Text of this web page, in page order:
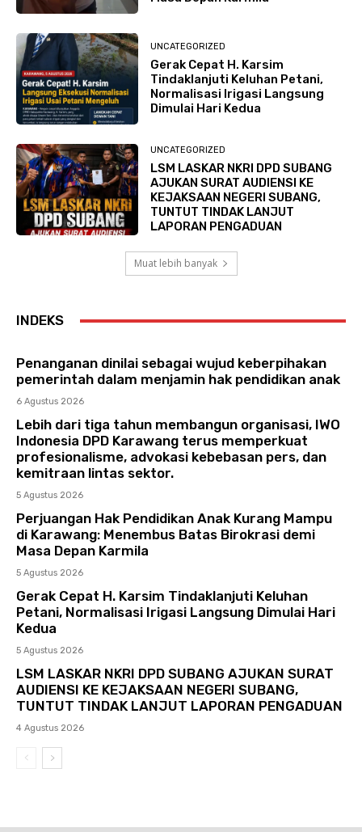
UNCATEGORIZED
Gerak Cepat H. Karsim
Tindaklanjuti Keluhan Petani,
Normalisasi Irigasi Langsung
Dimulai Hari Kedua
UNCATEGORIZED
LSM LASKAR NKRI DPD SUBANG
AJUKAN SURAT AUDIENSI KE
KEJAKSAAN NEGERI SUBANG,
TUNTUT TINDAK LANJUT
LAPORAN PENGADUAN
Muat lebih banyak
INDEKS
Penanganan dinilai sebagai wujud keberpihakan
pemerintah dalam menjamin hak pendidikan anak
6 Agustus 2026
Lebih dari tiga tahun membangun organisasi, IWO
Indonesia DPD Karawang terus memperkuat
profesionalisme, advokasi kebebasan pers, dan
kemitraan lintas sektor.
5 Agustus 2026
Perjuangan Hak Pendidikan Anak Kurang Mampu
di Karawang: Menembus Batas Birokrasi demi
Masa Depan Karmila
5 Agustus 2026
Gerak Cepat H. Karsim Tindaklanjuti Keluhan
Petani, Normalisasi Irigasi Langsung Dimulai Hari
Kedua
5 Agustus 2026
LSM LASKAR NKRI DPD SUBANG AJUKAN SURAT
AUDIENSI KE KEJAKSAAN NEGERI SUBANG,
TUNTUT TINDAK LANJUT LAPORAN PENGADUAN
4 Agustus 2026